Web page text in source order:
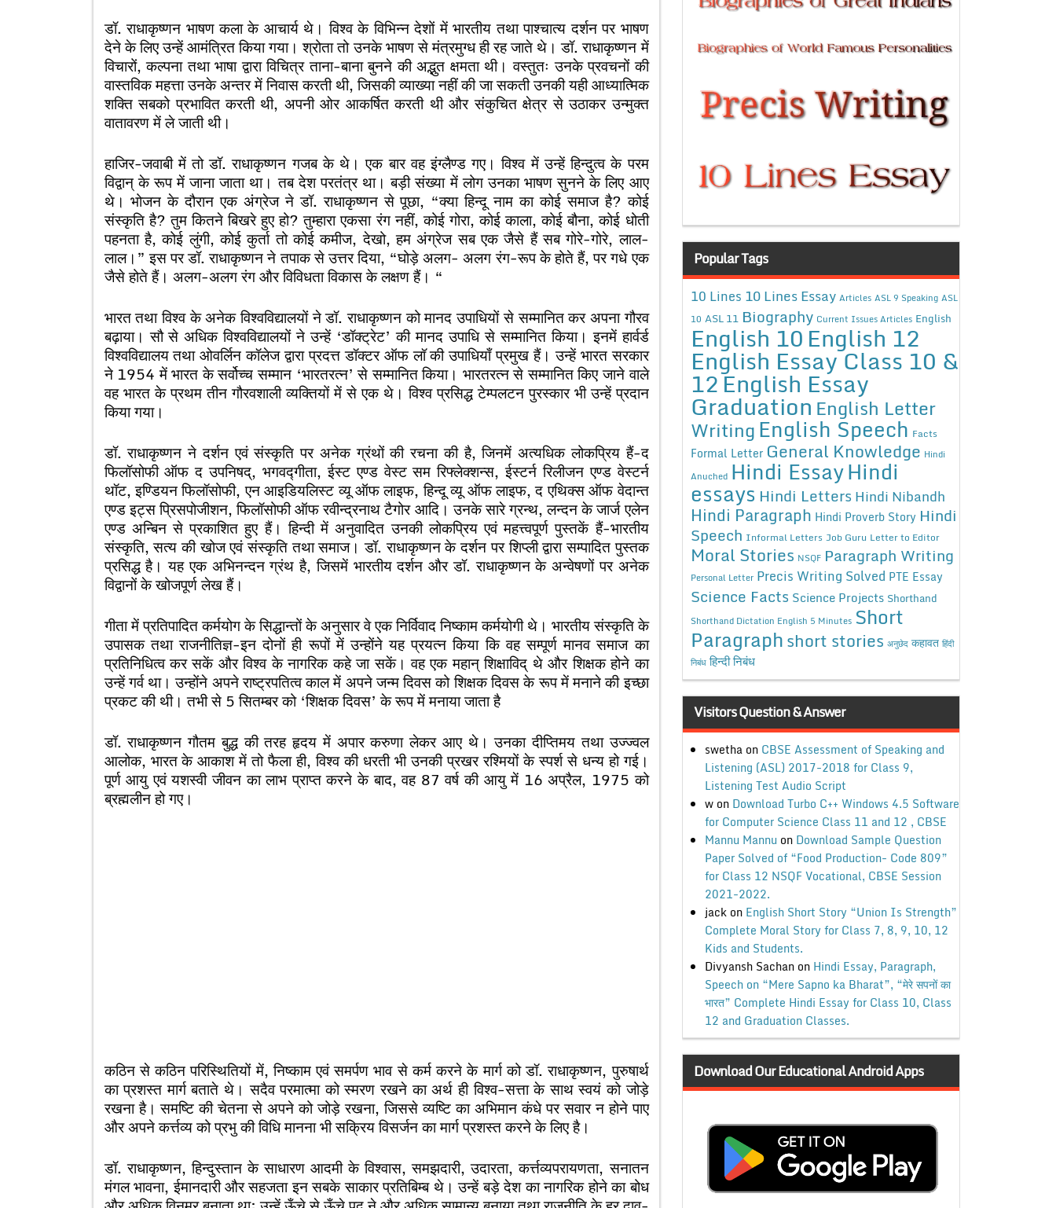
डॉ. राधाकृष्णन भाषण कला के आचार्य थे। विश्व के विभिन्न देशों में भारतीय तथा पाश्चात्य दर्शन पर भाषण
देने के लिए उन्हें आमंत्रित किया गया। श्रोता तो उनके भाषण से मंत्रमुग्ध ही रह जाते थे। डॉ. राधाकृष्णन में
विचारों, कल्पना तथा भाषा द्वारा विचित्र ताना-बाना बुनने की अद्भुत क्षमता थी। वस्तुतः उनके प्रवचनों की
वास्तविक महत्ता उनके अन्तर में निवास करती थी, जिसकी व्याख्या नहीं की जा सकती उनकी यही आध्यात्मिक
शक्ति सबको प्रभावित करती थी, अपनी ओर आकर्षित करती थी और संकुचित क्षेत्र से उठाकर उन्मुक्त
वातावरण में ले जाती थी।
हाजिर-जवाबी में तो डॉ. राधाकृष्णन गजब के थे। एक बार वह इंग्लैण्ड गए। विश्व में उन्हें हिन्दुत्व के परम
विद्वान् के रूप में जाना जाता था। तब देश परतंत्र था। बड़ी संख्या में लोग उनका भाषण सुनने के लिए आए
थे। भोजन के दौरान एक अंग्रेज ने डॉ. राधाकृष्णन से पूछा, “क्या हिन्दू नाम का कोई समाज है? कोई
संस्कृति है? तुम कितने बिखरे हुए हो? तुम्हारा एकसा रंग नहीं, कोई गोरा, कोई काला, कोई बौना, कोई धोती
पहनता है, कोई लुंगी, कोई कुर्ता तो कोई कमीज, देखो, हम अंग्रेज सब एक जैसे हैं सब गोरे-गोरे, लाल-
लाल।” इस पर डॉ. राधाकृष्णन ने तपाक से उत्तर दिया, “घोड़े अलग- अलग रंग-रूप के होते हैं, पर गधे एक
जैसे होते हैं। अलग-अलग रंग और विविधता विकास के लक्षण हैं। “
भारत तथा विश्व के अनेक विश्वविद्यालयों ने डॉ. राधाकृष्णन को मानद उपाधियों से सम्मानित कर अपना गौरव
बढ़ाया। सौ से अधिक विश्वविद्यालयों ने उन्हें ‘डॉक्ट्रेट’ की मानद उपाधि से सम्मानित किया। इनमें हार्वर्ड
विश्वविद्यालय तथा ओवर्लिन कॉलेज द्वारा प्रदत्त डॉक्टर ऑफ लॉ की उपाधियाँ प्रमुख हैं। उन्हें भारत सरकार
ने 1954 में भारत के सर्वोच्च सम्मान ‘भारतरत्न’ से सम्मानित किया। भारतरत्न से सम्मानित किए जाने वाले
वह भारत के प्रथम तीन गौरवशाली व्यक्तियों में से एक थे। विश्व प्रसिद्ध टेम्पलटन पुरस्कार भी उन्हें प्रदान
किया गया।
डॉ. राधाकृष्णन ने दर्शन एवं संस्कृति पर अनेक ग्रंथों की रचना की है, जिनमें अत्यधिक लोकप्रिय हैं-द
फिलॉसोफी ऑफ द उपनिषद्, भगवद्गीता, ईस्ट एण्ड वेस्ट सम रिफ्लेक्शन्स, ईस्टर्न रिलीजन एण्ड वेस्टर्न
थॉट, इण्डियन फिलॉसोफी, एन आइडियलिस्ट व्यू ऑफ लाइफ, हिन्दू व्यू ऑफ लाइफ, द एथिक्स ऑफ वेदान्त
एण्ड इट्स प्रिसपोजीशन, फिलॉसोफी ऑफ रवीन्द्रनाथ टैगोर आदि। उनके सारे ग्रन्थ, लन्दन के जार्ज एलेन
एण्ड अन्बिन से प्रकाशित हुए हैं। हिन्दी में अनुवादित उनकी लोकप्रिय एवं महत्त्वपूर्ण पुस्तकें हैं-भारतीय
संस्कृति, सत्य की खोज एवं संस्कृति तथा समाज। डॉ. राधाकृष्णन के दर्शन पर शिप्ली द्वारा सम्पादित पुस्तक
प्रसिद्ध है। यह एक अभिनन्दन ग्रंथ है, जिसमें भारतीय दर्शन और डॉ. राधाकृष्णन के अन्वेषणों पर अनेक
विद्वानों के खोजपूर्ण लेख हैं।
गीता में प्रतिपादित कर्मयोग के सिद्धान्तों के अनुसार वे एक निर्विवाद निष्काम कर्मयोगी थे। भारतीय संस्कृति के
उपासक तथा राजनीतिज्ञ-इन दोनों ही रूपों में उन्होंने यह प्रयत्न किया कि वह सम्पूर्ण मानव समाज का
प्रतिनिधित्व कर सकें और विश्व के नागरिक कहे जा सकें। वह एक महान् शिक्षाविद् थे और शिक्षक होने का
उन्हें गर्व था। उन्होंने अपने राष्ट्रपतित्व काल में अपने जन्म दिवस को शिक्षक दिवस के रूप में मनाने की इच्छा
प्रकट की थी। तभी से 5 सितम्बर को ‘शिक्षक दिवस’ के रूप में मनाया जाता है
डॉ. राधाकृष्णन गौतम बुद्ध की तरह हृदय में अपार करुणा लेकर आए थे। उनका दीप्तिमय तथा उज्ज्वल
आलोक, भारत के आकाश में तो फैला ही, विश्व की धरती भी उनकी प्रखर रश्मियों के स्पर्श से धन्य हो गई।
पूर्ण आयु एवं यशस्वी जीवन का लाभ प्राप्त करने के बाद, वह 87 वर्ष की आयु में 16 अप्रैल, 1975 को
ब्रह्मलीन हो गए।
कठिन से कठिन परिस्थितियों में, निष्काम एवं समर्पण भाव से कर्म करने के मार्ग को डॉ. राधाकृष्णन, पुरुषार्थ
का प्रशस्त मार्ग बताते थे। सदैव परमात्मा को स्मरण रखने का अर्थ ही विश्व-सत्ता के साथ स्वयं को जोड़े
रखना है। समष्टि की चेतना से अपने को जोड़े रखना, जिससे व्यष्टि का अभिमान कंधे पर सवार न होने पाए
और अपने कर्त्तव्य को प्रभु की विधि मानना भी सक्रिय विसर्जन का मार्ग प्रशस्त करने के लिए है।
डॉ. राधाकृष्णन, हिन्दुस्तान के साधारण आदमी के विश्वास, समझदारी, उदारता, कर्त्तव्यपरायणता, सनातन
मंगल भावना, ईमानदारी और सहजता इन सबके साकार प्रतिबिम्ब थे। उन्हें बड़े देश का नागरिक होने का बोध
Popular Tags
10 Lines 10 Lines Essay Articles ASL 9 Speaking ASL
10 ASL 11 Biography Current Issues Articles English
English 10English 12
English Essay Class 10 &
12English Essay
Graduation English Letter
WritingEnglish Speech Facts
Formal Letter General Knowledge Hindi
Anuched Hindi EssayHindi
essays Hindi Letters Hindi Nibandh
Hindi Paragraph Hindi Proverb Story Hindi
Speech Informal Letters Job Guru Letter to Editor
Moral Stories NSQF Paragraph Writing
Personal Letter Precis Writing Solved PTE Essay
Science Facts Science Projects Shorthand
Shorthand Dictation English 5 Minutes Short
Paragraphshort stories अनुछेद कहावत हिंदी
निबंध हिन्दी निबंध
Visitors Question & Answer
swethaon CBSE Assessment of Speaking and
Listening (ASL) 2017-2018 for Class 9,
Listening Test Audio Script
won Download Turbo C++ Windows 4.5 Software
for Computer Science Class 11 and 12 , CBSE
Mannu Mannu on Download Sample Question
Paper Solved of “Food Production- Code 809”
for Class 12 NSQF Vocational, CBSE Session
2021-2022.
jackon English Short Story “Union Is Strength”
Complete Moral Story for Class 7, 8, 9, 10, 12
Kids and Students.
Divyansh Sachanon Hindi Essay, Paragraph,
Speech on “Mere Sapno ka Bharat”, “मेरे सपनों का
भारत” Complete Hindi Essay for Class 10, Class
12 and Graduation Classes.
Download Our Educational Android Apps